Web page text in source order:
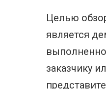
Целью
является
заказчику